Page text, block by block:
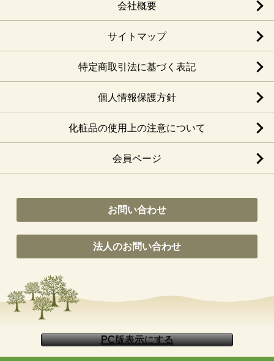
会社概要
サイトマップ
特定商取引法に基づく表記
個人情報保護方針
化粧品の使用上の注意について
会員ページ
お問い合わせ
法人のお問い合わせ